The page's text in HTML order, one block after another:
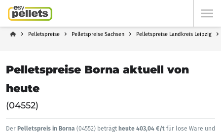
Pelletspreise Pelletspreise Sachsen Pelletspreise Landkreis Leipzig
Pelletspreise Borna aktuell von
heute
(04552)
Der Pelletspreis in Borna (04552) beträgt heute 403,04 €/t für lose Ware und